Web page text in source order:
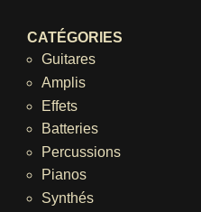
CATÉGORIES
Guitares
Amplis
Effets
Batteries
Percussions
Pianos
Synthés